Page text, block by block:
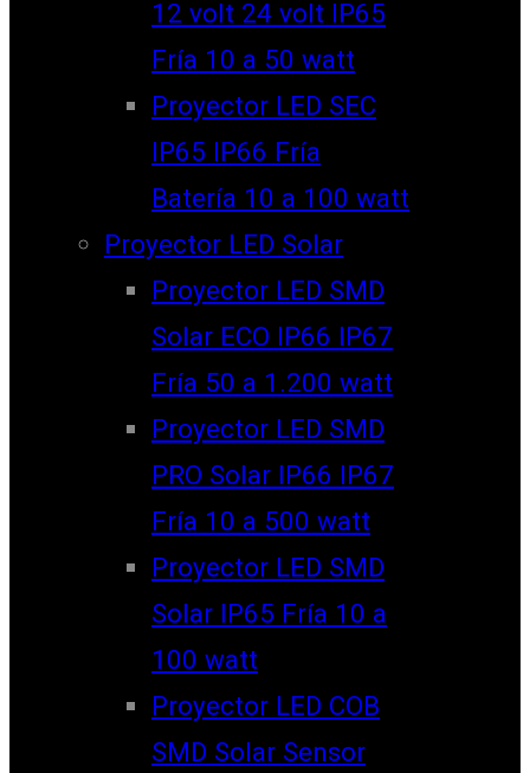
12 volt 24 volt IP65
Fría 10 a 50 watt
Proyector LED SEC
IP65 IP66 Fría
Batería 10 a 100 watt
Proyector LED Solar
Proyector LED SMD
Solar ECO IP66 IP67
Fría 50 a 1.200 watt
Proyector LED SMD
PRO Solar IP66 IP67
Fría 10 a 500 watt
Proyector LED SMD
Solar IP65 Fría 10 a
100 watt
Proyector LED COB
SMD Solar Sensor